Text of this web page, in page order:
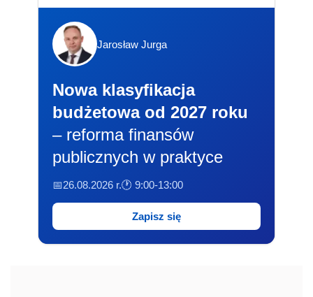
Jarosław Jurga
Nowa klasyfikacja
budżetowa od 2027 roku
– reforma finansów
publicznych w praktyce
📅26.08.2026 r.🕐 9:00-13:00
Zapisz się